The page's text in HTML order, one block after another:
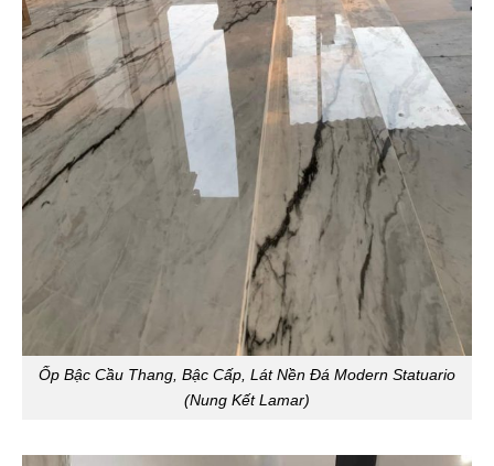
Ốp Bậc Cầu Thang, Bậc Cấp, Lát Nền Đá Modern Statuario
(Nung Kết Lamar)